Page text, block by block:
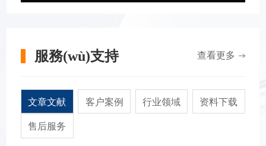
服務(wù)支持 查看更多
文章文献 客户案例 行业领域 资料下载
售后服务